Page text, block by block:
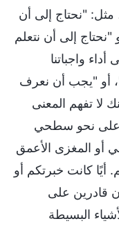
مثل: "نحتاج إلى أن
إلى أن نتعلم
واجباتنا
أو "يجب أن نعرف
لا تفهم المعنى
على نحو سطحي
أو المغزى الأعمق
أيًا كانت خبرتكم أو
قادرين على
البسيطة